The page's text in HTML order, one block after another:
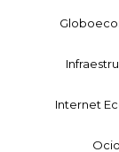
Internet
Ocio